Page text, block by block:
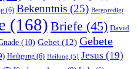
(6) Bekenntnis (25) Bergpredigt
(168) Briefe (45) David
(10) Gebet (12) Gebete
Heiligung (6) Heilung (5) Jesus (19)